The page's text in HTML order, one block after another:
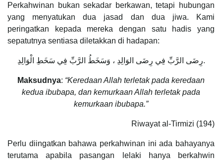
Perkahwinan bukan sekadar berkawan, tetapi hubungan
yang menyatukan dua jasad dan dua jiwa. Kami
peringatkan kepada mereka dengan satu hadis yang
sepatutnya sentiasa diletakkan di hadapan:
رِضَى الرَّبِّ فِي رِضَى الوَالِدِ ، وَسَخَطُ الرَّبِّ فِي سَخَطِ الْوَالِدِ.
Maksudnya: “Keredaan Allah terletak pada keredaan
kedua ibubapa, dan kemurkaan Allah terletak pada
kemurkaan ibubapa.”
Riwayat al-Tirmizi (194)
Perlu diingatkan bahawa perkahwinan ini ada bahayanya
terutama apabila pasangan lelaki hanya berkahwin